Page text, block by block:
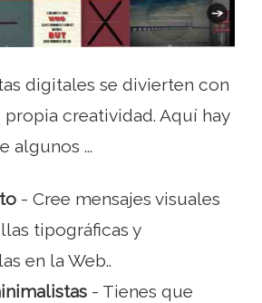
digitales se divierten con
propia creatividad. Aquí hay
algunos ...
- Cree mensajes visuales
tipográficas y
en la Web..
- Tienes que